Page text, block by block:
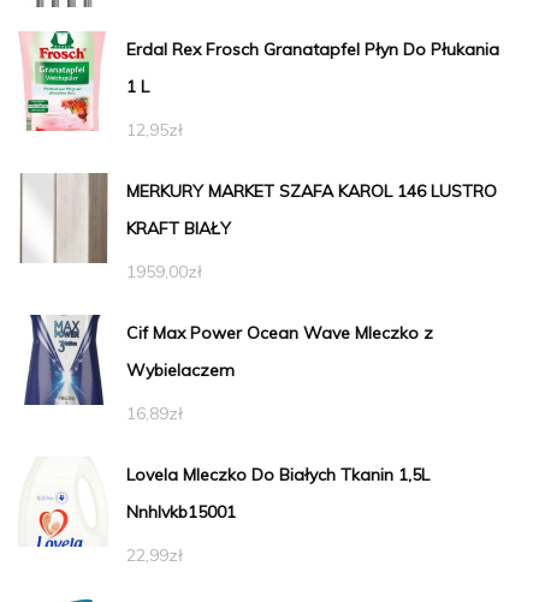
Erdal Rex Frosch Granatapfel Płyn Do Płukania
1 L
12,95zł
MERKURY MARKET SZAFA KAROL 146 LUSTRO
KRAFT BIAŁY
1959,00zł
Cif Max Power Ocean Wave Mleczko z
Wybielaczem
16,89zł
Lovela Mleczko Do Białych Tkanin 1,5L
Nnhlvkb15001
22,99zł